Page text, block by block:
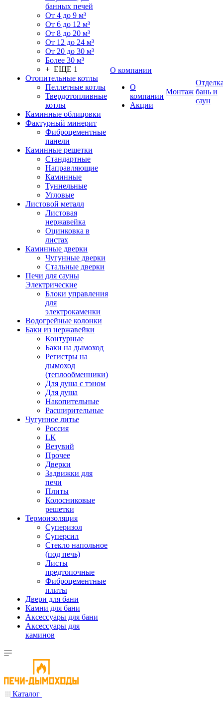
банных печей
От 4 до 9 м³
От 6 до 12 м³
От 8 до 20 м³
От 12 до 24 м³
От 20 до 30 м³
Более 30 м³
+ ЕЩЕ 1
Отопительные котлы
Пеллетные котлы
Твердотопливные
котлы
Каминные облицовки
Фактурный минерит
Фиброцементные
панели
Каминные решетки
Стандартные
Направляющие
Каминные
Туннельные
Угловые
Листовой металл
Листовая
нержавейка
Оцинковка в
листах
Каминные дверки
Чугунные дверки
Стальные дверки
Печи для сауны
Электрические
Блоки управления
для
электрокаменки
Водогрейные колонки
Баки из нержавейки
Контурные
Баки на дымоход
Регистры на
дымоход
(теплообменники)
Для душа с тэном
Для душа
Накопительные
Расширительные
Чугунное литье
Россия
LК
Везувий
Прочее
Дверки
Задвижки для
печи
Плиты
Колосниковые
решетки
Термоизоляция
Суперизол
Суперсил
Стекло напольное
(под печь)
Листы
предтопочные
Фиброцементные
плиты
Двери для бани
Камни для бани
Аксессуары для бани
Аксессуары для
каминов
О компании
О
компании
Акции
Монтаж бань и
саун
Каталог